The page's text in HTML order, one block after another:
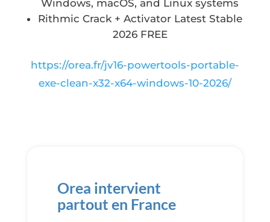
Windows, macOS, and Linux systems
Rithmic Crack + Activator Latest Stable
2026 FREE
https://orea.fr/jv16-powertools-portable-
exe-clean-x32-x64-windows-10-2026/
Orea intervient
partout en France